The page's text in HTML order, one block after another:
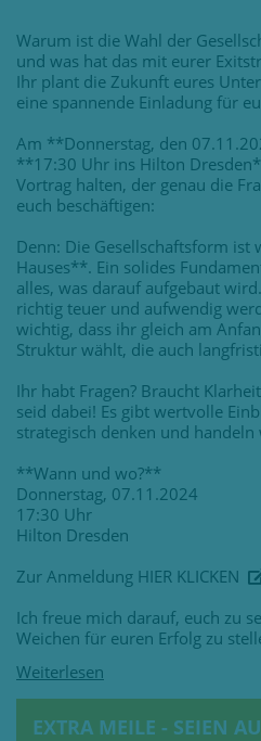
Warum ist die Wahl der
und was hat das mit eurer
Ihr plant die Zukunft eures
eine spannende Einladung für
Am **Donnerstag, den
**17:30 Uhr ins Hilton
Vortrag halten, der genau die
euch beschäftigen:
Denn: Die Gesellschaftsform ist
Hauses**. Ein solides
alles, was darauf aufgebaut
richtig teuer und aufwendig
wichtig, dass ihr gleich am
Struktur wählt, die auch
Ihr habt Fragen? Braucht
seid dabei! Es gibt wertvolle
strategisch denken und handeln
**Wann und wo?**
Donnerstag, 07.11.2024
17:30 Uhr
Hilton Dresden
Zur Anmeldung HIER KLICKEN
Ich freue mich darauf, euch zu
Weichen für euren Erfolg zu
EXTRA MEILE - SEIEN